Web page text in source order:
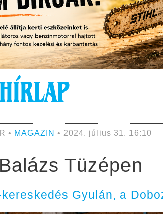
• MAGAZIN • 2024. július 31. 16:10
Tüzépen
Gyulán, a